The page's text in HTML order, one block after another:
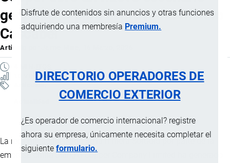
Disfrute de contenidos sin anuncios y otras funciones
adquiriendo una membresía Premium.
DIRECTORIO OPERADORES DE
COMERCIO EXTERIOR
¿Es operador de comercio internacional? registre
ahora su empresa, únicamente necesita completar el
siguienteformulario.
geopolítico para el proyecto minero
Cascabel
Artículo
10 VISTAS
La reciente adquisición de la minera SolGold por parte de la
empresa china Jiangxi Copper Company Limited ha generado